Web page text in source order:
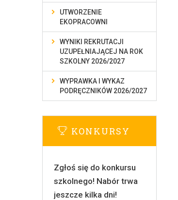
UTWORZENIE
EKOPRACOWNI
WYNIKI REKRUTACJI
UZUPEŁNIAJĄCEJ NA ROK
SZKOLNY 2026/2027
WYPRAWKA I WYKAZ
PODRĘCZNIKÓW 2026/2027
KONKURSY
Zgłoś się do konkursu
szkolnego! Nabór trwa
jeszcze kilka dni!